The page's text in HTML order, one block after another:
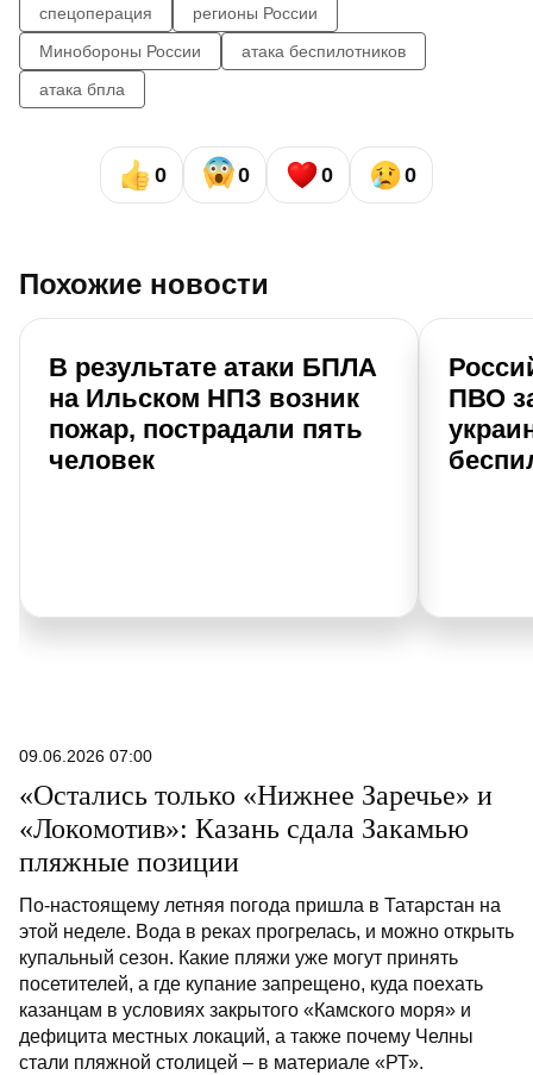
спецоперация
регионы России
Минобороны России
атака беспилотников
атака бпла
0 0 0 0
Похожие новости
В результате атаки БПЛА
на Ильском НПЗ возник
пожар, пострадали пять
человек
ПВО
09.06.2026 07:00
«Остались только «Нижнее Заречье» и
«Локомотив»: Казань сдала Закамью
пляжные позиции
По-настоящему летняя погода пришла в Татарстан на
этой неделе. Вода в реках прогрелась, и можно открыть
купальный сезон. Какие пляжи уже могут принять
посетителей, а где купание запрещено, куда поехать
казанцам в условиях закрытого «Камского моря» и
дефицита местных локаций, а также почему Челны
стали пляжной столицей – в материале «РТ».